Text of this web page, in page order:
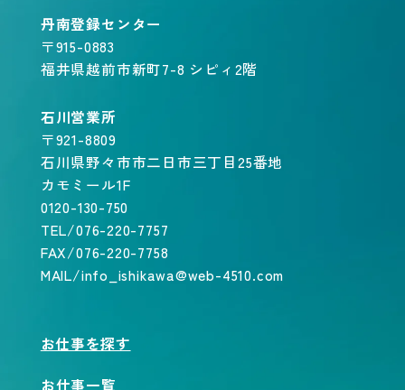
丹南登録センター
〒915-0883
福井県越前市新町7-8 シピィ2階
石川営業所
〒921-8809
石川県野々市市二日市三丁目25番地
カモミール1F
0120-130-750
TEL/076-220-7757
FAX/076-220-7758
MAIL/info_ishikawa@web-4510.com
お仕事を探す
お仕事一覧